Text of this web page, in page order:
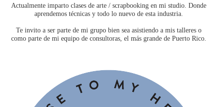
Actualmente imparto clases de arte / scrapbooking en mi studio. Donde
aprendemos técnicas y todo lo nuevo de esta industria.
Te invito a ser parte de mi grupo bien sea asistiendo a mis talleres o
como parte de mi equipo de consultoras, el más grande de Puerto Rico.